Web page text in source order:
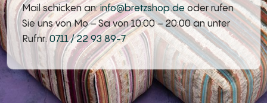
Mail schicken an:info@bretzshop.de oder rufen
Sie uns von Mo – Sa von 10:00 – 20:00 an unter
Rufnr.0711 / 22 93 89-7